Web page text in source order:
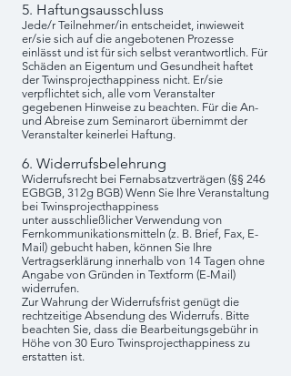
5. Haftungsausschluss
Jede/r Teilnehmer/in entscheidet, inwieweit
er/sie sich auf die angebotenen Prozesse
einlässt und ist für sich selbst verantwortlich. Für
Schäden an Eigentum und Gesundheit haftet
der Twinsprojecthappiness nicht. Er/sie
verpflichtet sich, alle vom Veranstalter
gegebenen Hinweise zu beachten. Für die An-
und Abreise zum Seminarort übernimmt der
Veranstalter keinerlei Haftung.
6. Widerrufsbelehrung
Widerrufsrecht bei Fernabsatzverträgen (§§ 246
EGBGB, 312g BGB) Wenn Sie Ihre Veranstaltung
bei Twinsprojecthappiness
unter ausschließlicher Verwendung von
Fernkommunikationsmitteln (z. B. Brief, Fax, E-
Mail) gebucht haben, können Sie Ihre
Vertragserklärung innerhalb von 14 Tagen ohne
Angabe von Gründen in Textform (E-Mail)
widerrufen.
Zur Wahrung der Widerrufsfrist genügt die
rechtzeitige Absendung des Widerrufs. Bitte
beachten Sie, dass die Bearbeitungsgebühr in
Höhe von 30 Euro Twinsprojecthappiness zu
erstatten ist.